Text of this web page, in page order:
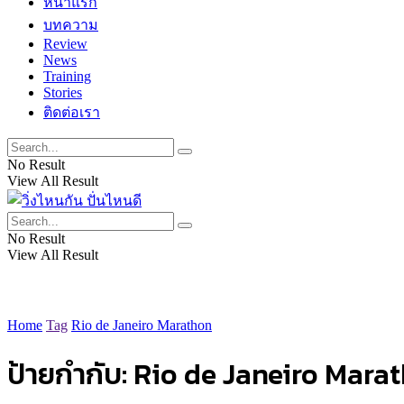
บทความ
Review
News
Training
Stories
ติดต่อเรา
No Result
View All Result
No Result
View All Result
Home Tag Rio de Janeiro Marathon
ป้ายกำกับ: Rio de Janeiro